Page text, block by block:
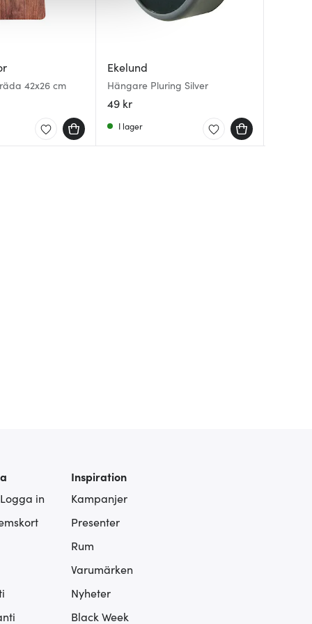
42x26 cm
Ekelund
Hängare Pluring Silver
49 kr
I lager
in
Inspiration
Kampanjer
Presenter
Rum
Varumärken
Nyheter
Black Week